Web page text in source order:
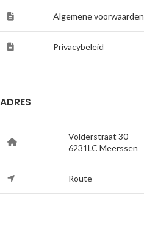
Algemene voorwaarden
Privacybeleid
ADRES
Volderstraat 30
6231LC Meerssen
Route